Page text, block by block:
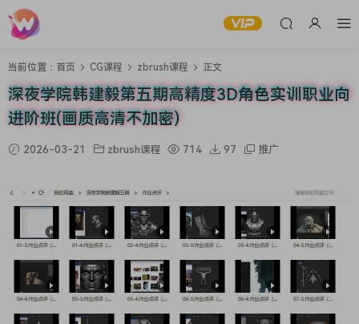
当前位置： 首页 CG课程 zbrush课程 正文
深夜学院韩建毅第五期高精度3D角色实训职业向
进阶班(画质高清不加密)
2026-03-21 zbrush课程 714 97 推广